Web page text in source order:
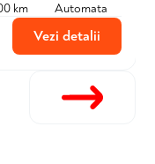
km
Automata
Vezi detalii